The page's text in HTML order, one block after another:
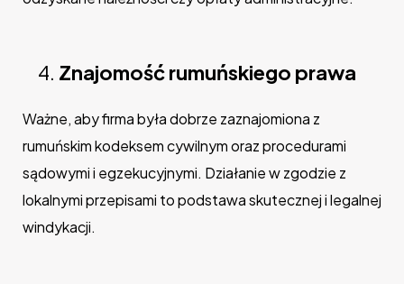
Znajomość rumuńskiego prawa
Ważne, aby firma była dobrze zaznajomiona z
rumuńskim kodeksem cywilnym oraz procedurami
sądowymi i egzekucyjnymi. Działanie w zgodzie z
lokalnymi przepisami to podstawa skutecznej i legalnej
windykacji.